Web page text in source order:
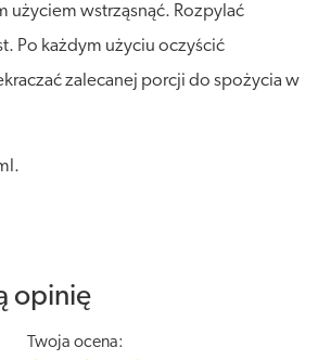
użyciem wstrząsnąć. Rozpylać
Po każdym użyciu oczyścić
zalecanej porcji do spożycia w
opinię
Twoja ocena: